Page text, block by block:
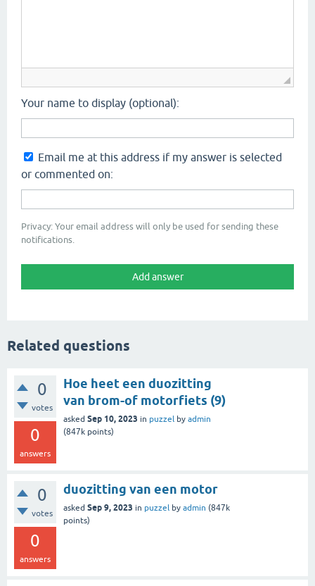
Your name to display (optional):
Email me at this address if my answer is selected
or commented on:
Privacy: Your email address will only be used for sending these
notifications.
Related questions
0
votes
0
answers
Hoe heet een duozitting
van brom-of motorfiets (9)
asked Sep 10, 2023 in puzzel by admin
(847k points)
0
votes
0
answers
duozitting van een motor
asked Sep 9, 2023 in puzzel by admin (847k
points)